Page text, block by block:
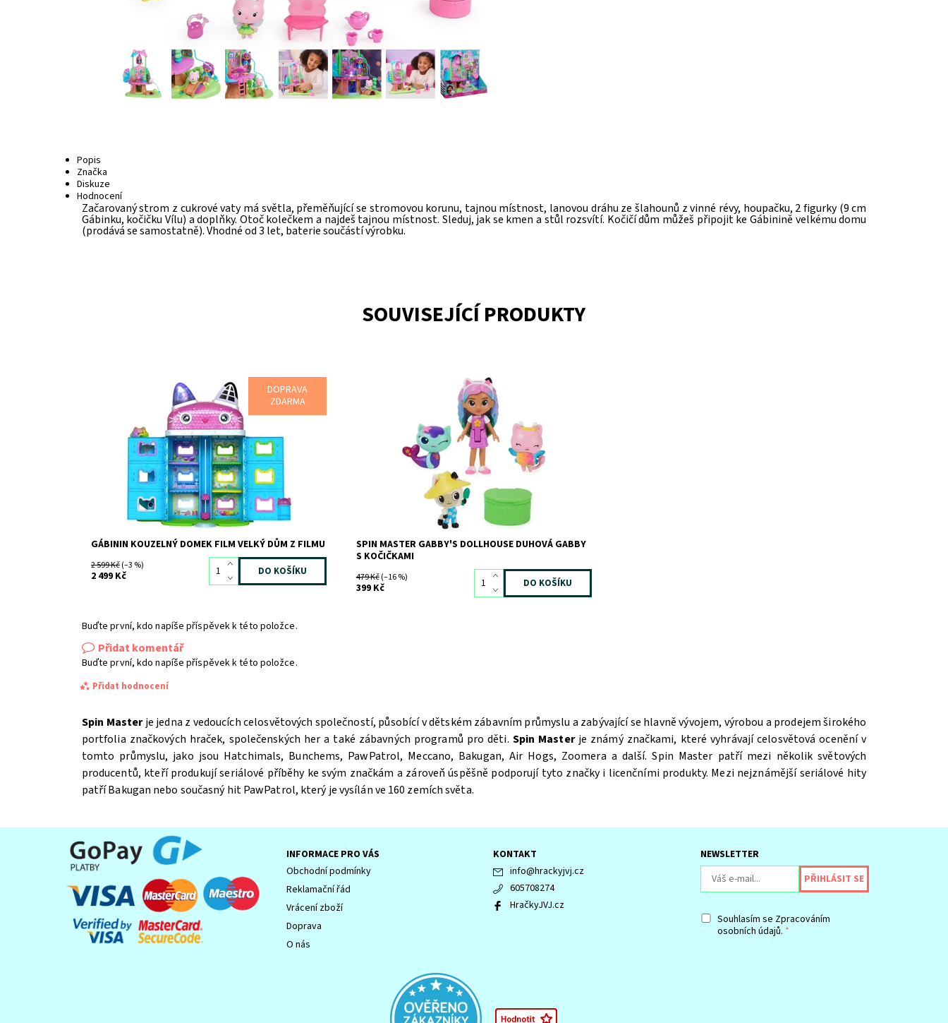
Popis
Značka
Diskuze
Hodnocení
Začarovaný strom z cukrové vaty má světla, přeměňující se stromovou korunu, tajnou místnost, lanovou dráhu ze šlahounů z vinné révy, houpačku, 2 figurky (9 cm
Gábinku, kočičku Vílu) a doplňky. Otoč kolečkem a najdeš tajnou místnost. Sleduj, jak se kmen a stůl rozsvítí. Kočičí dům můžeš připojit ke Gábinině velkému domu
(prodává se samostatně). Vhodné od 3 let, baterie součástí výrobku.
SOUVISEJÍCÍ PRODUKTY
DOPRAVA
ZDARMA
Skladem1
12615
SPIN MASTER
GÁBININ KOUZELNÝ DOMEK FILM VELKÝ DŮM Z FILMU
2 599 Kč(–3 %)
2 499 Kč
Skladem>3
SPIN MASTER
SPIN MASTER GABBY'S DOLLHOUSE DUHOVÁ GABBY
S KOČIČKAMI
479 Kč(–16 %)
399 Kč
Buďte první, kdo napíše příspěvek k této položce.
Přidat komentář
Buďte první, kdo napíše příspěvek k této položce.
Přidat hodnocení
Souhlasím seZpracováním osobních údajů.
Spin Masterje jedna z vedoucích celosvětových společností, působící v dětském zábavním průmyslu a zabývající se hlavně vývojem, výrobou a prodejem širokého
portfolia značkových hraček, společenských her a také zábavných programů pro děti. Spin Masterje známý značkami, které vyhrávají celosvětová ocenění v
tomto průmyslu, jako jsou Hatchimals, Bunchems, PawPatrol, Meccano, Bakugan, Air Hogs, Zoomera a další. Spin Master patří mezi několik světových
producentů, kteří produkují seriálové příběhy ke svým značkám a zároveň úspěšně podporují tyto značky i licenčními produkty. Mezi nejznámější seriálové hity
patří Bakugan nebo současný hit PawPatrol, který je vysílán ve 160 zemích světa.
INFORMACE PRO VÁS
Obchodní podmínky
Reklamační řád
Vrácení zboží
Doprava
O nás
KONTAKT
info@hrackyjvj.cz
605708274
HračkyJVJ.cz
NEWSLETTER
Souhlasím se Zpracováním
osobních údajů.